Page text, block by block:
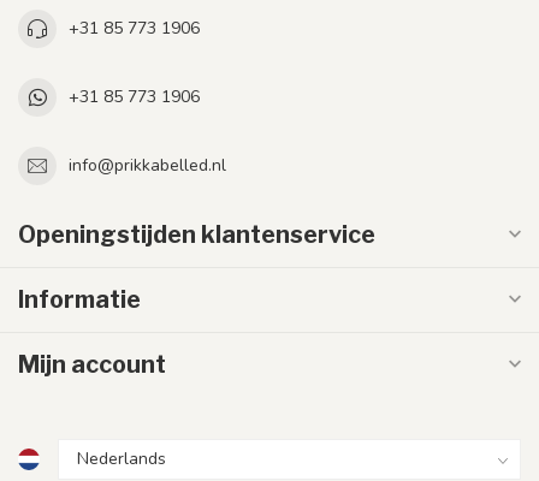
+31 85 773 1906
+31 85 773 1906
info@prikkabelled.nl
Openingstijden klantenservice
Informatie
Mijn account